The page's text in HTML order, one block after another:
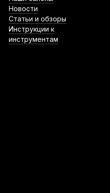
Новости
Статьи и обзоры
Инструкции к
инструментам